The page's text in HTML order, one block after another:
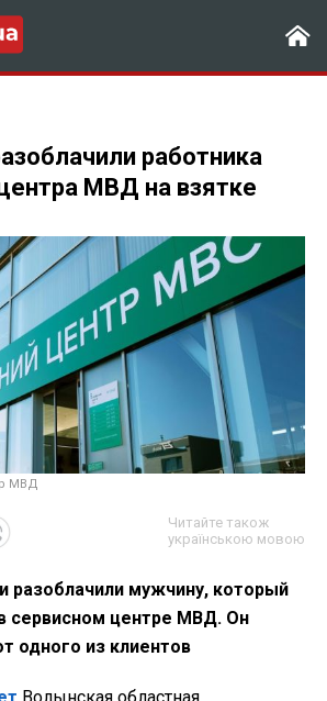
работника
МВД на взятке
МВД
Читайте також
українською мовою
разоблачили мужчину, который
сервисном центре МВД. Он
одного из клиентов